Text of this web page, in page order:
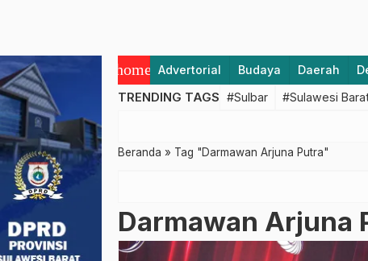
home Advertorial Budaya Daerah
TRENDING TAGS #Sulbar #Sulawesi
Beranda » Tag "Darmawan Arjuna Putra"
Darmawan Arjuna